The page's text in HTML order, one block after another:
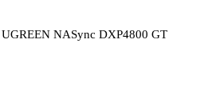
UGREEN NASync DXP4800 GT